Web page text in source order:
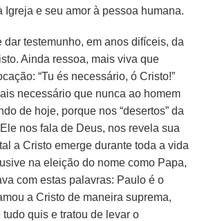
Igreja e seu amor à pessoa humana.
dar testemunho, em anos difíceis, da
Ainda ressoa, mais viva que
“Tu és necessário, ó Cristo!”
necessário que nunca ao homem
de hoje, porque nos “desertos” da
nos fala de Deus, nos revela sua
a Cristo emerge durante toda a vida
na eleição do nome como Papa,
com estas palavras: Paulo é o
a Cristo de maneira suprema,
quis e tratou de levar o